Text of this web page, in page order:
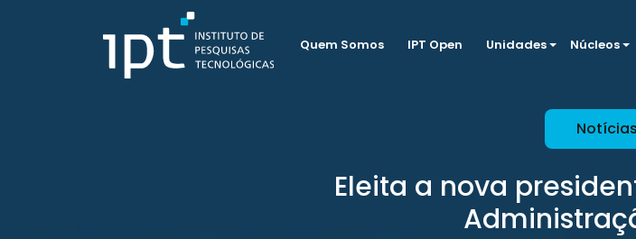
Quem Somos IPT Open Unidades Núcleos
Notícias
Eleita a nova